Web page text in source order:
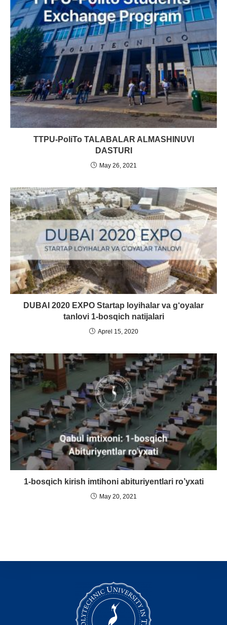
TTPU-PoliTo TALABALAR ALMASHINUVI
DASTURI
May 26, 2021
DUBAI 2020 EXPO Startap loyihalar va g‘oyalar
tanlovi 1-bosqich natijalari
Aprel 15, 2020
1-bosqich kirish imtihoni abituriyentlari ro’yxati
May 20, 2021